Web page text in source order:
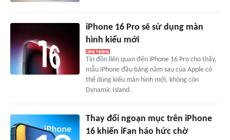
iPhone 16 Pro sẽ sử dụng màn
hình kiểu mới
Tin đồn liên quan đến iPhone 16 Pro cho thấy,
mẫu iPhone đầu bảng năm sau của Apple có
thể dùng kiểu màn hình mới, không còn
Dynamic Island.
Thay đổi ngoạn mục trên iPhone
16 khiến iFan háo hức chờ